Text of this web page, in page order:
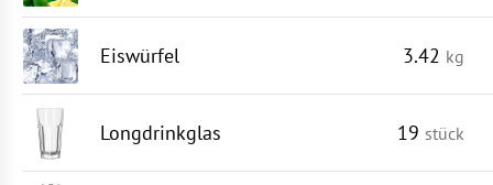
Eiswürfel 3.42 kg
Longdrinkglas 19 stück